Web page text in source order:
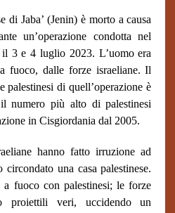
di Jaba’ (Jenin) è morto a causa
un’operazione condotta nel
3 e 4 luglio 2023. L’uomo era
fuoco, dalle forze israeliane. Il
di quell’operazione è
numero più alto di palestinesi
in Cisgiordania dal 2005.
hanno fatto irruzione ad
una casa palestinese.
fuoco con palestinesi; le forze
proiettili veri, uccidendo un